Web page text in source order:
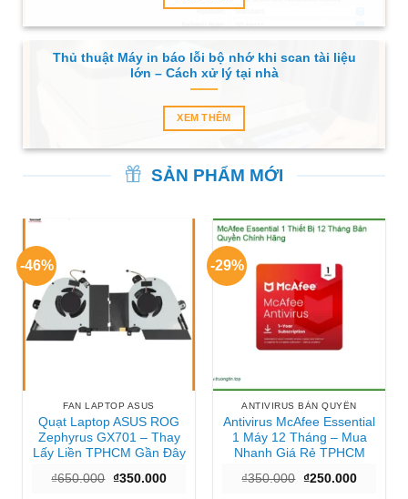
Thủ thuật Máy in báo lỗi bộ nhớ khi scan tài liệu
lớn – Cách xử lý tại nhà
XEM THÊM
SẢN PHẨM MỚI
-46%
FAN LAPTOP ASUS
Quạt Laptop ASUS ROG
Zephyrus GX701 – Thay
Lấy Liền TPHCM Gần Đây
₫650.000 Giá
₫350.000Giá
-29%
ANTIVIRUS BẢN QUYỀN
Antivirus McAfee Essential
1 Máy 12 Tháng – Mua
Nhanh Giá Rẻ TPHCM
₫350.000 Giá
₫250.000Giá